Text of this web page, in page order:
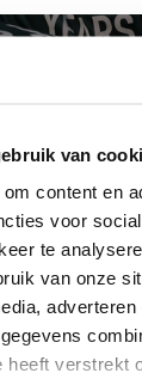
van
content en
voor
te
van onze
heeft verstrekt